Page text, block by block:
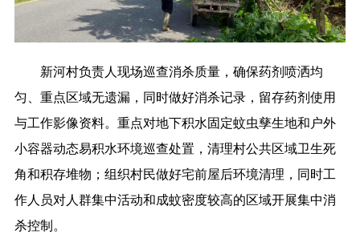
新河村负责人现场巡查消杀质量，确保药剂喷洒均
匀、重点区域无遗漏，同时做好消杀记录，留存药剂使用
与工作影像资料。重点对地下积水固定蚊虫孳生地和户外
小容器动态易积水环境巡查处置，清理村公共区域卫生死
角和积存堆物；组织村民做好宅前屋后环境清理，同时工
作人员对人群集中活动和成蚊密度较高的区域开展集中消
杀控制。